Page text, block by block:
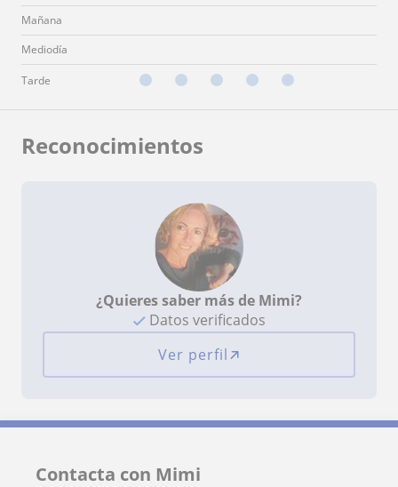
Mañana
Mediodía
Tarde
Reconocimientos
¿Quieres saber más de Mimi?
Datos verificados
Ver perfil
Contacta con Mimi